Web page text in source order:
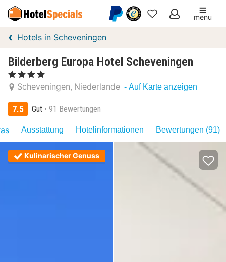
Meine
menu
Hotels in Scheveningen
Bilderberg Europa Hotel Scheveningen
, 4 Sterne
Scheveningen Niederlande - Auf Karte anzeigen
7.5 Gut 91 Bewertungen
Ausstattung Hotelinformationen Bewertungen (91)
Kulinarischer Genuss